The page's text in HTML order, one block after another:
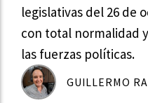
legislativas del 26 de
con total normalidad
las fuerzas políticas.
GUILLERMO